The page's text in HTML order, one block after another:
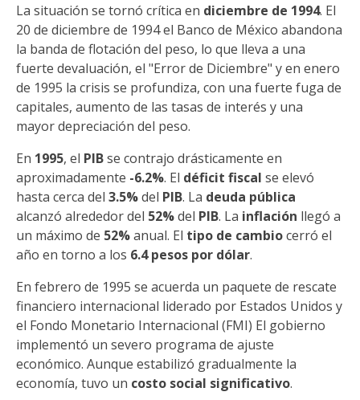
La situación se tornó crítica en diciembre de 1994. El
20 de diciembre de 1994 el Banco de México abandona
la banda de flotación del peso, lo que lleva a una
fuerte devaluación, el "Error de Diciembre" y en enero
de 1995 la crisis se profundiza, con una fuerte fuga de
capitales, aumento de las tasas de interés y una
mayor depreciación del peso.
En 1995, el PIBse contrajo drásticamente en
aproximadamente -6.2%. El déficit fiscal se elevó
hasta cerca del 3.5%del PIB. La deuda pública
alcanzó alrededor del 52%del PIB. La inflación llegó a
un máximo de 52%anual. El tipo de cambiocerró el
año en torno a los 6.4 pesos por dólar.
En febrero de 1995 se acuerda un paquete de rescate
financiero internacional liderado por Estados Unidos y
el Fondo Monetario Internacional (FMI) El gobierno
implementó un severo programa de ajuste
económico. Aunque estabilizó gradualmente la
economía, tuvo un costo social significativo.